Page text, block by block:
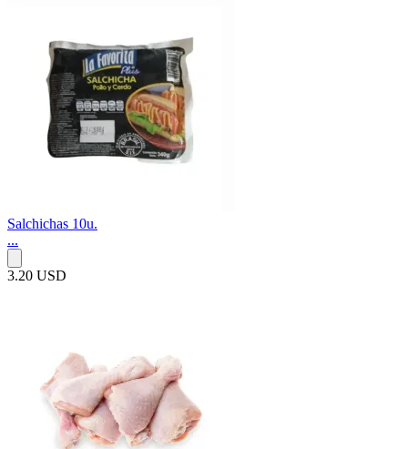
Salchichas 10u.
...
3.20 USD